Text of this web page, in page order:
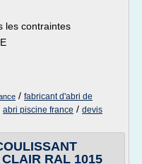
les contraintes
/ fabricant d'abri de
abri piscine france / devis
RAL 1015